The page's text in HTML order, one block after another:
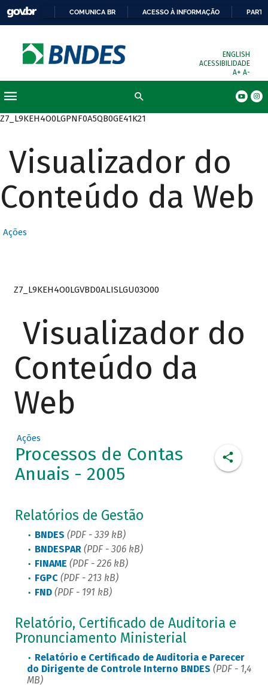
COMUNICA BR ACESSO À INFORMAÇÃO
ENGLISH
ACESSIBILIDADE
A+ A-
Z7_L9KEH4O0LGPNF0A5QB0GE41K21
Visualizador do
Conteúdo da Web
Ações
Z7_L9KEH4O0LGVBD0ALISLGU03O00
Visualizador do
Conteúdo da
Web
Ações
Processos de Contas
Anuais - 2005
Relatórios de Gestão
BNDES (PDF - 339kB)
BNDESPAR (PDF - 306kB)
FINAME (PDF - 226 kB)
FGPC (PDF - 213kB)
FND (PDF - 191 kB)
Relatório, Certificado de Auditoria e
Pronunciamento Ministerial
Relatório e Certificado de Auditoria e Parecer
do Dirigente de Controle Interno BNDES (PDF - 1,4
MB)